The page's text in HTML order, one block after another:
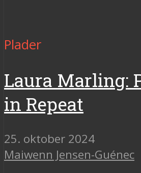
Plader
Laura Marling:
in Repeat
25. oktober 2024
Maiwenn Jensen-Guénec